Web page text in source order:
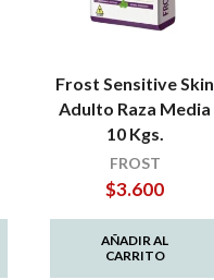
Frost Sensitive Skin
Adulto Raza Media
10 Kgs.
FROST
$3.600
AÑADIR AL
CARRITO